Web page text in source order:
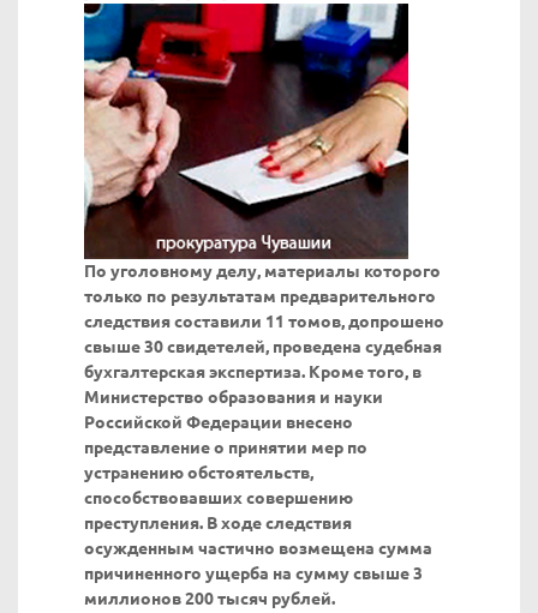
По уголовному делу, материалы которого
только по результатам предварительного
следствия составили 11 томов, допрошено
свыше 30 свидетелей, проведена судебная
бухгалтерская экспертиза. Кроме того, в
Министерство образования и науки
Российской Федерации внесено
представление о принятии мер по
устранению обстоятельств,
способствовавших совершению
преступления. В ходе следствия
осужденным частично возмещена сумма
причиненного ущерба на сумму свыше 3
миллионов 200 тысяч рублей.